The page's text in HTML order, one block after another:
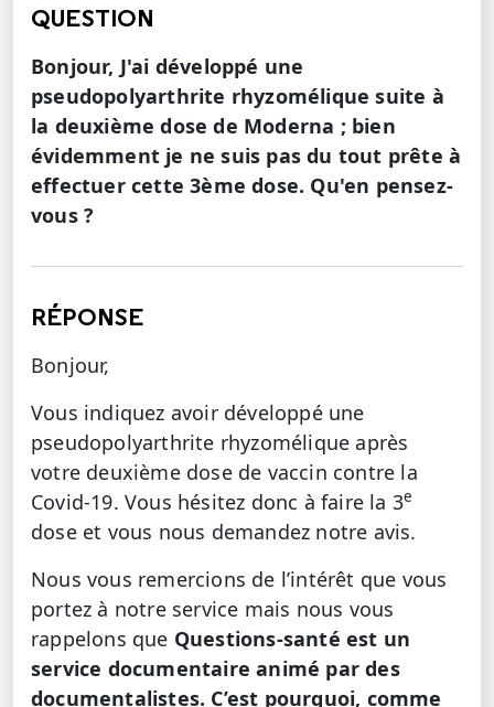
QUESTION
Bonjour, J'ai développé une
pseudopolyarthrite rhyzomélique suite à
la deuxième dose de Moderna ; bien
évidemment je ne suis pas du tout prête à
effectuer cette 3ème dose. Qu'en pensez-
vous ?
RÉPONSE
Bonjour,
Vous indiquez avoir développé une
pseudopolyarthrite rhyzomélique après
votre deuxième dose de vaccin contre la
Covid-19. Vous hésitez donc à faire la 3e
dose et vous nous demandez notre avis.
Nous vous remercions de l’intérêt que vous
portez à notre service mais nous vous
rappelons que Questions-santé est un
service documentaire animé par des
documentalistes. C’est pourquoi, comme